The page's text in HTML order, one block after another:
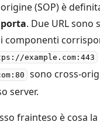
(SOP) è
. Due URL sono
componenti
example.com:443
sono cross-
server.
frainteso è cosa la